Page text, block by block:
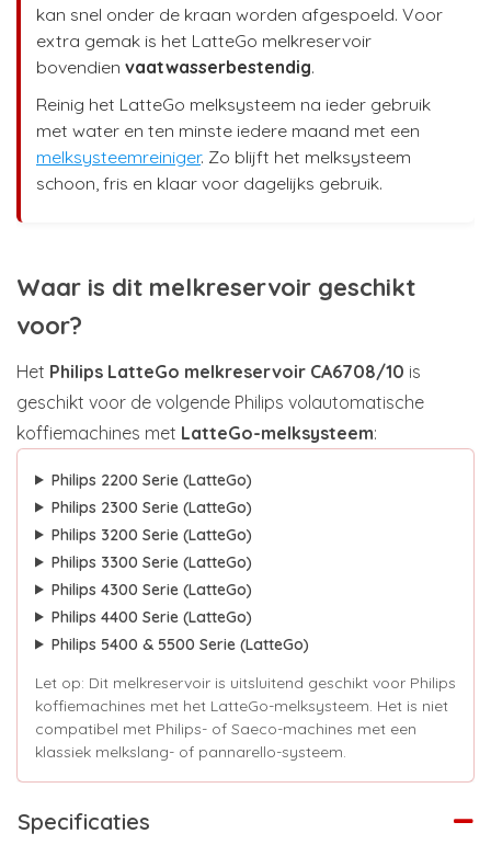
kan snel onder de kraan worden afgespoeld. Voor
extra gemak is het LatteGo melkreservoir
bovendien vaatwasserbestendig.
Reinig het LatteGo melksysteem na ieder gebruik
met water en ten minste iedere maand met een
melksysteemreiniger. Zo blijft het melksysteem
schoon, fris en klaar voor dagelijks gebruik.
Waar is dit melkreservoir geschikt
voor?
Het Philips LatteGo melkreservoir CA6708/10 is
geschikt voor de volgende Philips volautomatische
koffiemachines met LatteGo-melksysteem:
Philips 2200 Serie (LatteGo)
Philips 2300 Serie (LatteGo)
Philips 3200 Serie (LatteGo)
Philips 3300 Serie (LatteGo)
Philips 4300 Serie (LatteGo)
Philips 4400 Serie (LatteGo)
Philips 5400 & 5500 Serie (LatteGo)
Let op: Dit melkreservoir is uitsluitend geschikt voor Philips
koffiemachines met het LatteGo-melksysteem. Het is niet
compatibel met Philips- of Saeco-machines met een
klassiek melkslang- of pannarello-systeem.
Specificaties